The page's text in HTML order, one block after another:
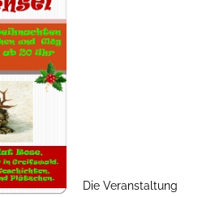
Die Veranstaltung